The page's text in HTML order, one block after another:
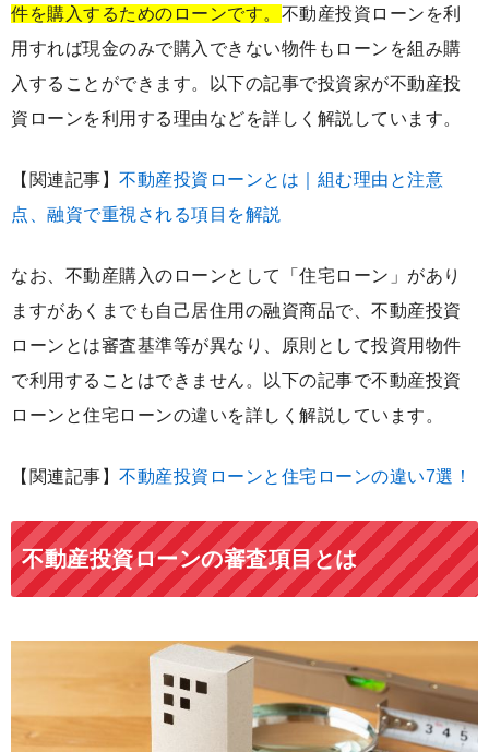
件を購入するためのローンです。 不動産投資ローンを利
用すれば現金のみで購入できない物件もローンを組み購
入することができます。以下の記事で投資家が不動産投
資ローンを利用する理由などを詳しく解説しています。
【関連記事】 不動産投資ローンとは｜組む理由と注意
点、融資で重視される項目を解説
なお、不動産購入のローンとして「住宅ローン」があり
ますがあくまでも自己居住用の融資商品で、不動産投資
ローンとは審査基準等が異なり、原則として投資用物件
で利用することはできません。以下の記事で不動産投資
ローンと住宅ローンの違いを詳しく解説しています。
【関連記事】 不動産投資ローンと住宅ローンの違い7選！
不動産投資ローンの審査項目とは